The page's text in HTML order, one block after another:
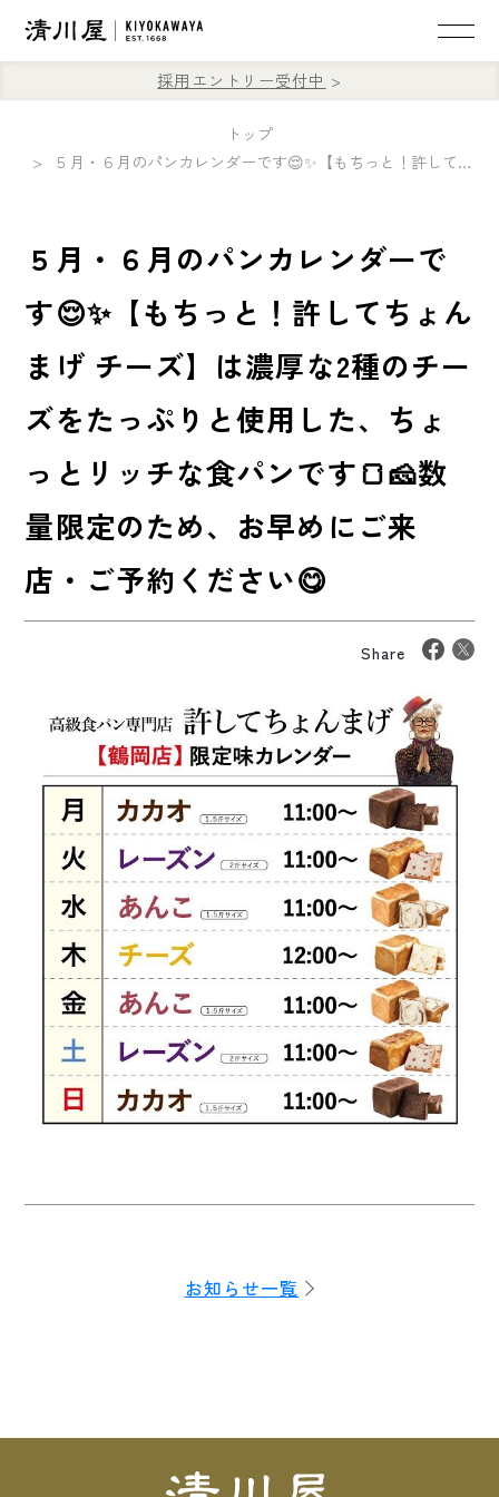
採用エントリー受付中
トップ
５月・６月のパンカレンダーです😌✨【もちっと！許してちょんまげ チーズ】は濃厚な2種のチーズをたっぷりと使用した、ちょっとリッチな食パンです🍞🧀数量限定のため、お早めにご来店・ご予約ください😋
５月・６月のパンカレンダーで
す😌✨【もちっと！許してちょん
まげ チーズ】は濃厚な2種のチー
ズをたっぷりと使用した、ちょ
っとリッチな食パンです🍞🧀数
量限定のため、お早めにご来
店・ご予約ください😋
Share
お知らせ一覧